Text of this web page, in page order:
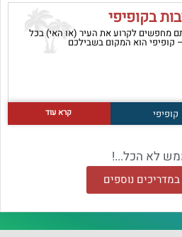
בקופיפי
מחפשים לקרוע את העיר (או האי) בכל
קופיפי הוא המקום בשבילכם
קופיפי קרא עוד
לא הכל...!
נוספים